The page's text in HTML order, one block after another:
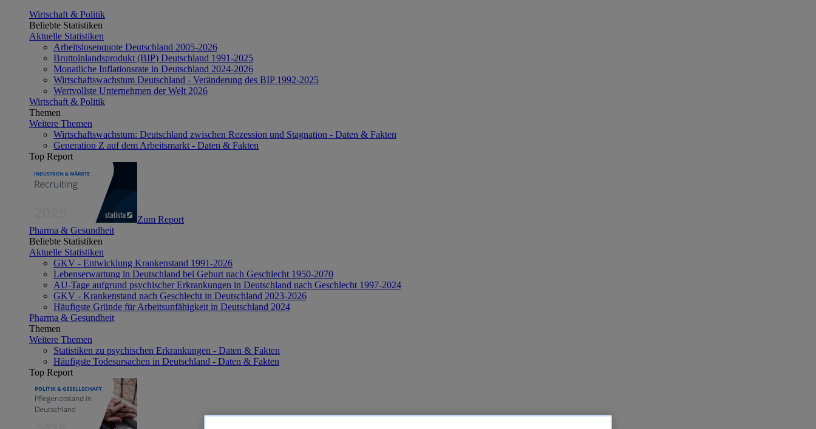
Wirtschaft & Politik
Beliebte Statistiken
Aktuelle Statistiken
Arbeitslosenquote Deutschland 2005-2026
Bruttoinlandsprodukt (BIP) Deutschland 1991-2025
Monatliche Inflationsrate in Deutschland 2024-2026
Wirtschaftswachstum Deutschland - Veränderung des BIP 1992-2025
Wertvollste Unternehmen der Welt 2026
Wirtschaft & Politik
Themen
Weitere Themen
Wirtschaftswachstum: Deutschland zwischen Rezession und Stagnation - Daten & Fakten
Generation Z auf dem Arbeitsmarkt - Daten & Fakten
Top Report
Zum Report
Pharma & Gesundheit
Beliebte Statistiken
Aktuelle Statistiken
GKV - Entwicklung Krankenstand 1991-2026
Lebenserwartung in Deutschland bei Geburt nach Geschlecht 1950-2070
AU-Tage aufgrund psychischer Erkrankungen in Deutschland nach Geschlecht 1997-2024
GKV - Krankenstand nach Geschlecht in Deutschland 2023-2026
Häufigste Gründe für Arbeitsunfähigkeit in Deutschland 2024
Pharma & Gesundheit
Themen
Weitere Themen
Statistiken zu psychischen Erkrankungen - Daten & Fakten
Häufigste Todesursachen in Deutschland - Daten & Fakten
Top Report